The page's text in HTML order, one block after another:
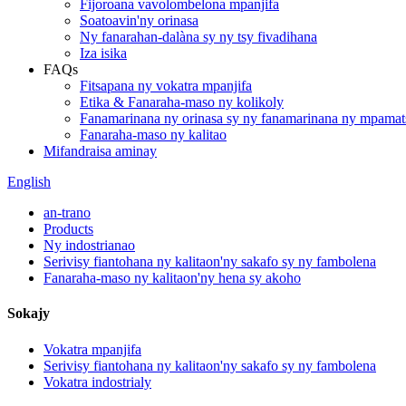
Fijoroana vavolombelona mpanjifa
Soatoavin'ny orinasa
Ny fanarahan-dalàna sy ny tsy fivadihana
Iza isika
FAQs
Fitsapana ny vokatra mpanjifa
Etika & Fanaraha-maso ny kolikoly
Fanamarinana ny orinasa sy ny fanamarinana ny
Fanaraha-maso ny kalitao
Mifandraisa aminay
English
an-trano
Products
Ny indostrianao
Serivisy fiantohana ny kalitaon'ny sakafo sy ny fambolena
Fanaraha-maso ny kalitaon'ny hena sy akoho
Sokajy
Vokatra mpanjifa
Serivisy fiantohana ny kalitaon'ny sakafo sy ny fambolena
Vokatra indostrialy